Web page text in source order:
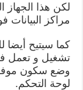
لكن هذا
مراكز
كما سيتيح أيضا
تشغيل و تعمل
وضع سكون موفر
لوحة التحكم.